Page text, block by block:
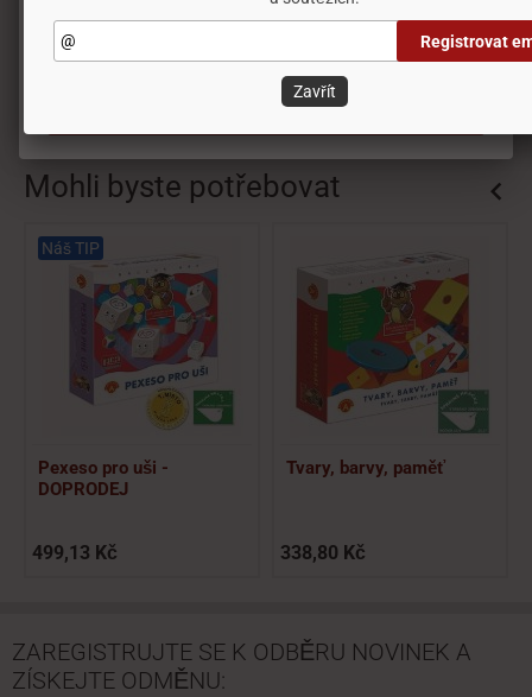
Doporučit výrobek
Mohli byste potřebovat
Náš TIP
Pexeso pro uši -
DOPRODEJ
499,13 Kč
Tvary, barvy, paměť
338,80 Kč
ZAREGISTRUJTE SE K ODBĚRU NOVINEK A
ZÍSKEJTE ODMĚNU:
Odmítnout vše
Přijmout všechny cookies
Registrovat
Zavřít